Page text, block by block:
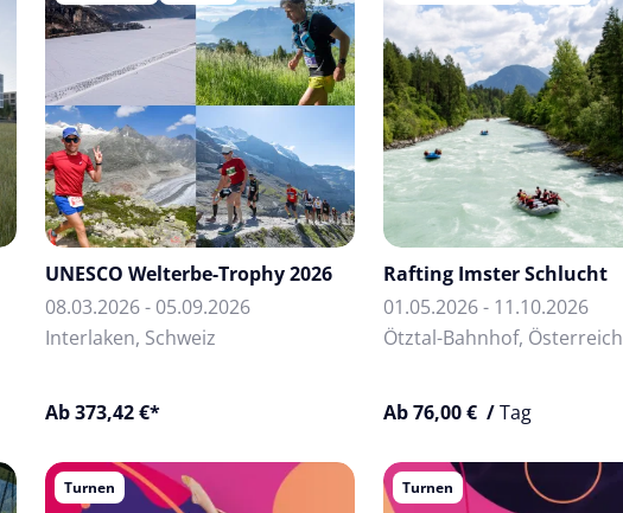
UNESCO Welterbe-Trophy 2026
08.03.2026 - 05.09.2026
Interlaken, Schweiz
Ab 373,42 €*
Rafting Imster Schlucht
01.05.2026 - 11.10.2026
Ötztal-Bahnhof, Österreich
Ab 76,00 € /Tag
Turnen Turnen